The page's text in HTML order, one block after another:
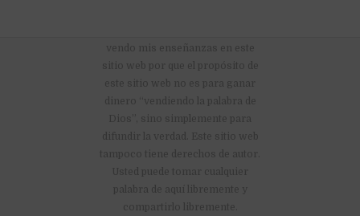
vendo mis enseñanzas en este
sitio web por que el propósito de
este sitio web no es para ganar
dinero “vendiendo la palabra de
Dios”, sino simplemente para
difundir la verdad. Este sitio web
tampoco tiene derechos de autor.
Usted puede tomar cualquier
palabra de aquí libremente y
compartirlo libremente.